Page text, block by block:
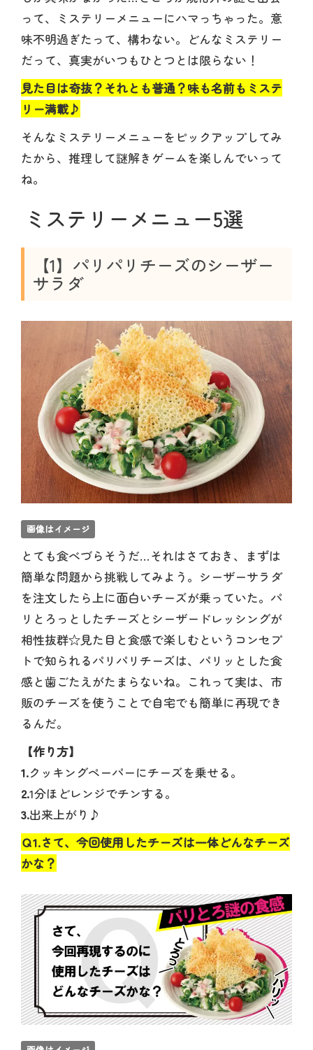
って、ミステリーメニューにハマっちゃった。意
味不明過ぎたって、構わない。どんなミステリー
だって、真実がいつもひとつとは限らない！
見た目は奇抜？それとも普通？味も名前もミステ
リー満載♪
そんなミステリーメニューをピックアップしてみ
たから、推理して謎解きゲームを楽しんでいって
ね。
ミステリーメニュー5選
【1】パリパリチーズのシーザー
サラダ
画像はイメージ
とても食べづらそうだ…それはさておき、まずは
簡単な問題から挑戦してみよう。シーザーサラダ
を注文したら上に面白いチーズが乗っていた。パ
リとろっとしたチーズとシーザードレッシングが
相性抜群☆見た目と食感で楽しむというコンセプ
トで知られるパリパリチーズは、パリッとした食
感と歯ごたえがたまらないね。これって実は、市
販のチーズを使うことで自宅でも簡単に再現でき
るんだ。
【作り方】
1.クッキングペーパーにチーズを乗せる。
2.1分ほどレンジでチンする。
3.出来上がり♪
Ｑ1.さて、今回使用したチーズは一体どんなチーズ
かな？